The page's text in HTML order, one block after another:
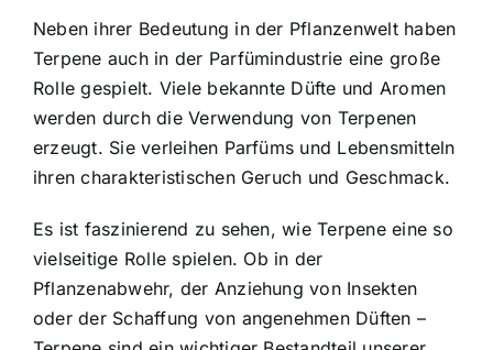
Neben ihrer Bedeutung in der Pflanzenwelt haben
Terpene auch in der Parfümindustrie eine große
Rolle gespielt. Viele bekannte Düfte und Aromen
werden durch die Verwendung von Terpenen
erzeugt. Sie verleihen Parfüms und Lebensmitteln
ihren charakteristischen Geruch und Geschmack.
Es ist faszinierend zu sehen, wie Terpene eine so
vielseitige Rolle spielen. Ob in der
Pflanzenabwehr, der Anziehung von Insekten
oder der Schaffung von angenehmen Düften –